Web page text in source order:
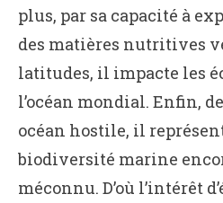
plus, par sa capacité à
des matières nutritives
latitudes, il impacte les
l’océan mondial. Enfin,
océan hostile, il
biodiversité marine
méconnu. D’où l’intérêt